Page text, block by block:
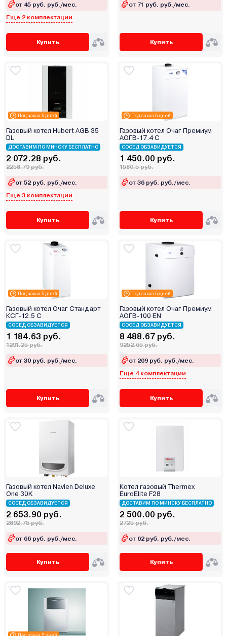
от 45 руб. руб./мес.
Еще 2 комплектации
Купить
от 71 руб. руб./мес.
Купить
Под заказ 5 дней
Газовый котел Hubert AGB 35
DL
ДОСТАВИМ ПО МИНСКУ БЕСПЛАТНО
2 072.28 руб.
2258.79 руб.
от 52 руб. руб./мес.
Еще 3 комплектации
Купить
Под заказ 5 дней
Газовый котел Очаг Премиум
АОГВ-17.4 С
СОСЕД ОБЗАВИДУЕТСЯ
1 450.00 руб.
1580.5 руб.
от 36 руб. руб./мес.
Купить
Под заказ 5 дней
Газовый котел Очаг Стандарт
КСГ-12.5 С
СОСЕД ОБЗАВИДУЕТСЯ
1 184.63 руб.
1291.25 руб.
от 30 руб. руб./мес.
Купить
Под заказ 5 дней
Газовый котел Очаг Премиум
АОГВ-100 ЕN
СОСЕД ОБЗАВИДУЕТСЯ
8 488.67 руб.
9252.65 руб.
от 209 руб. руб./мес.
Еще 4 комплектации
Купить
Газовый котел Navien Deluxe
One 30K
СОСЕД ОБЗАВИДУЕТСЯ
2 653.90 руб.
2892.75 руб.
от 66 руб. руб./мес.
Купить
Котел газовый Thermex
EuroElite F28
ДОСТАВИМ ПО МИНСКУ БЕСПЛАТНО
2 500.00 руб.
2725 руб.
от 62 руб. руб./мес.
Купить